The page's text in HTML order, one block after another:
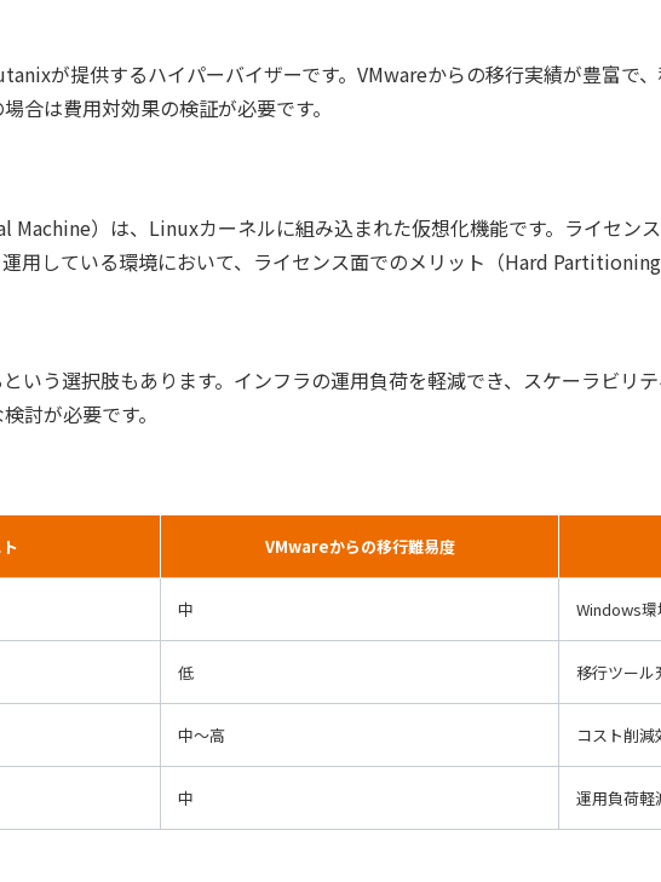
が提供するハイパーバイザーです。VMwareからの移行実績が豊富で
合は費用対効果の検証が必要です。
）は、Linuxカーネルに組み込まれた仮想化機能です。ライセン
用している環境において、ライセンス面でのメリット（Hard Partitioning
いう選択肢もあります。インフラの運用負荷を軽減でき、スケーラビリ
討が必要です。
VMwareからの移行難易度
中 Windows
低 移行ツール
中〜高 コスト削
中 運用負荷軽